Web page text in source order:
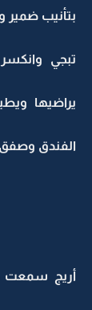
بتأنيب ضمير
تبجي
يراضيها
الفندق وصفق
أريج سمعت